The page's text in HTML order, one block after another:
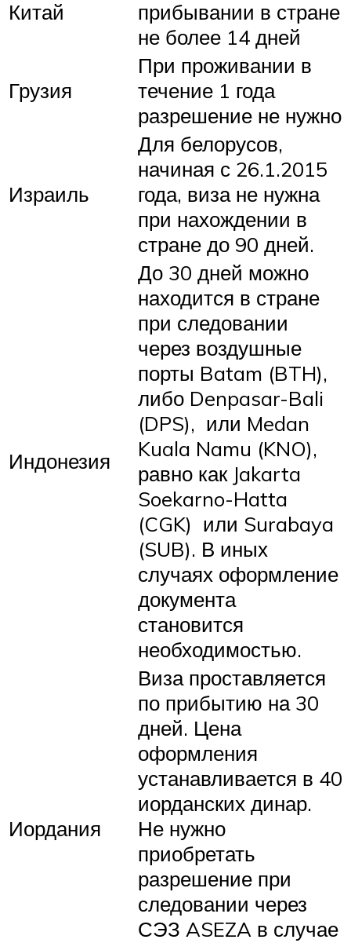
Китай
прибывании в стране
не более 14 дней
Грузия
При проживании в
течение 1 года
разрешение не нужно
Израиль
Для белорусов,
начиная с 26.1.2015
года, виза не нужна
при нахождении в
стране до 90 дней.
Индонезия
До 30 дней можно
находится в стране
при следовании
через воздушные
порты Batam (BTH),
либо Denpasar-Bali
(DPS), или Medan
Kuala Namu (KNO),
равно как Jakarta
Soekarno-Hatta
(CGK) или Surabaya
(SUB). В иных
случаях оформление
документа
становится
необходимостью.
Иордания
Виза проставляется
по прибытию на 30
дней. Цена
оформления
устанавливается в 40
иорданских динар.
Не нужно
приобретать
разрешение при
следовании через
СЭЗ ASEZA в случае